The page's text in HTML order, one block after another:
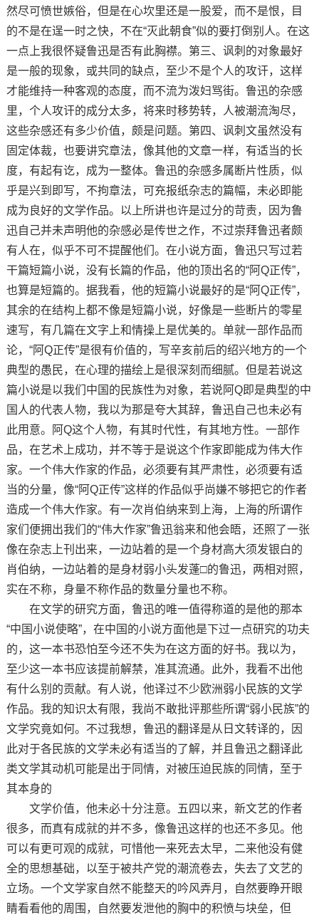
然尽可愤世嫉俗，但是在心坎里还是一股爱，而不是恨，目
的不是在逞一时之快，不在“灭此朝食”似的要打倒别人。在这
一点上我很怀疑鲁迅是否有此胸襟。第三、讽刺的对象最好
是一般的现象，或共同的缺点，至少不是个人的攻讦，这样
才能维持一种客观的态度，而不流为泼妇骂街。鲁迅的杂感
里，个人攻讦的成分太多，将来时移势转，人被潮流淘尽，
这些杂感还有多少价值，颇是问题。第四、讽刺文虽然没有
固定体裁，也要讲究章法，像其他的文章一样，有适当的长
度，有起有讫，成为一整体。鲁迅的杂感多属断片性质，似
乎是兴到即写，不拘章法，可充报纸杂志的篇幅，未必即能
成为良好的文学作品。以上所讲也许是过分的苛责，因为鲁
迅自己并未声明他的杂感必是传世之作，不过崇拜鲁迅者颇
有人在，似乎不可不提醒他们。在小说方面，鲁迅只写过若
干篇短篇小说，没有长篇的作品，他的顶出名的“阿Q正传”，
也算是短篇的。据我看，他的短篇小说最好的是“阿Q正传”，
其余的在结构上都不像是短篇小说，好像是一些断片的零星
速写，有几篇在文字上和情操上是优美的。单就一部作品而
论，“阿Q正传”是很有价值的，写辛亥前后的绍兴地方的一个
典型的愚民，在心理的描绘上是很深刻而细腻。但是若说这
篇小说是以我们中国的民族性为对象，若说阿Q即是典型的中
国人的代表人物，我以为那是夸大其辞，鲁迅自己也未必有
此用意。阿Q这个人物，有其时代性，有其地方性。一部作
品，在艺术上成功，并不等于是说这个作家即能成为伟大作
家。一个伟大作家的作品，必须要有其严肃性，必须要有适
当的分量，像“阿Q正传”这样的作品似乎尚嫌不够把它的作者
造成一个伟大作家。有一次肖伯纳来到上海，上海的所谓作
家们便拥出我们的“伟大作家”鲁迅翁来和他会晤，还照了一张
像在杂志上刊出来，一边站着的是一个身材高大须发银白的
肖伯纳，一边站着的是身材弱小头发蓬□的鲁迅，两相对照，
实在不称，身量不称作品的数量分量也不称。
在文学的研究方面，鲁迅的唯一值得称道的是他的那本
“中国小说使略”，在中国的小说方面他是下过一点研究的功夫
的，这一本书恐怕至今还不失为在这方面的好书。我以为，
至少这一本书应该提前解禁，准其流通。此外，我看不出他
有什么别的贡献。有人说，他译过不少欧洲弱小民族的文学
作品。我的知识太有限，我尚不敢批评那些所谓“弱小民族”的
文学究竟如何。不过我想，鲁迅的翻译是从日文转译的，因
此对于各民族的文学未必有适当的了解，并且鲁迅之翻译此
类文学其动机可能是出于同情，对被压迫民族的同情，至于
其本身的
文学价值，他未必十分注意。五四以来，新文艺的作者
很多，而真有成就的并不多，像鲁迅这样的也还不多见。他
可以有更可观的成就，可惜他一来死去太早，二来他没有健
全的思想基础，以至于被共产党的潮流卷去，失去了文艺的
立场。一个文学家自然不能整天的吟风弄月，自然要睁开眼
睛看看他的周围，自然要发泄他的胸中的积愤与块垒，但